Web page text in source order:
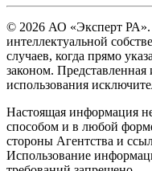
© 2026 АО «Эксперт РА».
интеллектуальной
случаев, когда прямо
законом.
использования
Настоящая информация
способом и в любой
стороны Агентства и
Использование